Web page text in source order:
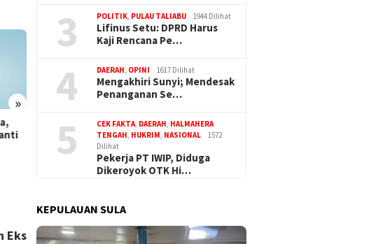
»
Sakit, Hotman Paris Mundur
sebagai Kuasa Hukum Febrie
Adriansyah
Resmi di Tahan, KPK Diminta
Tidak Istimewakan Eks
Eks
3 POLITIK, PULAU TALIABU 1944 Dilihat
Lifinus Setu: DPRD Harus
Kaji Rencana Pe…
4 DAERAH, OPINI 1617 Dilihat
Mengakhiri Sunyi; Mendesak
Penanganan Se…
5 CEK FAKTA, DAERAH, HALMAHERA
TENGAH, HUKRIM, NASIONAL
1572
Dilihat
Pekerja PT IWIP, Diduga
Dikeroyok OTK Hi…
KEPULAUAN SULA